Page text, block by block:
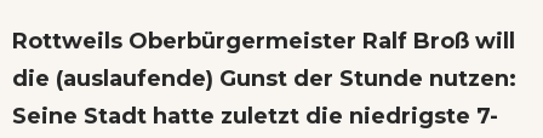
Rottweils Oberbürgermeister Ralf Broß will
die (auslaufende) Gunst der Stunde nutzen:
Seine Stadt hatte zuletzt die niedrigste 7-